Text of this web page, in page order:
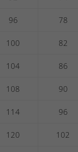
96 78
100 82
104 86
108 90
114 96
120 102